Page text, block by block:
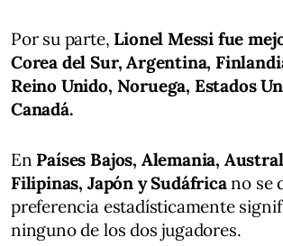
Por su parte, Lionel Messi fue
Corea del Sur, Argentina,
Reino Unido, Noruega, Estados
Canadá.
En Países Bajos, Alemania,
Filipinas, Japón y Sudáfricano se
preferencia estadísticamente
ninguno de los dos jugadores.